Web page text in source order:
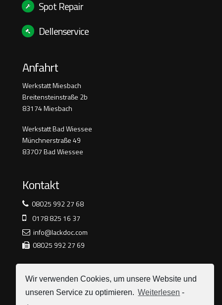
Wir verwenden Cookies, um unsere Website und
unseren Service zu optimieren. Weiterlesen -
Spot Repair
Dellenservice
Anfahrt
Werkstatt Miesbach
Breitensteinstraße 2b
83174 Miesbach
Werkstatt Bad Wiessee
Münchnerstraße 49
83707 Bad Wiessee
Kontakt
08025 992 27 68
0178 825 16 37
info@lackdoc.com
08025 992 27 69
Öffnungszeiten
Montag -Freitag